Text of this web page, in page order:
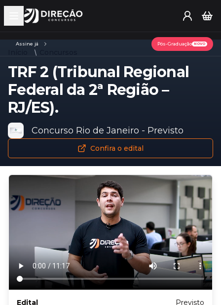
Open main menu
Assine já Pós-Graduação NOVO
TRF 2 (Tribunal Regional
Federal da 2ª Região –
RJ/ES).
Concurso Rio de Janeiro - Previsto
Confira o edital
Edital
Previsto